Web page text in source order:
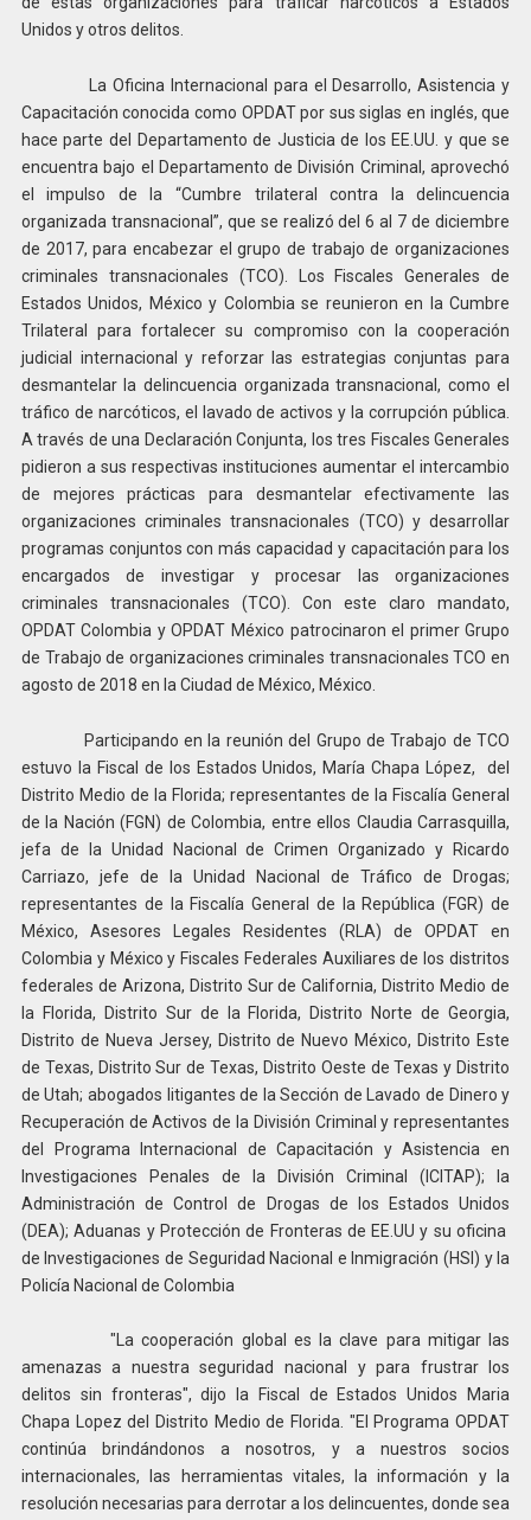
Unidos y otros delitos.
La Oficina Internacional para el Desarrollo, Asistencia y
Capacitación conocida como OPDAT por sus siglas en inglés, que
hace parte del Departamento de Justicia de los EE.UU. y que se
encuentra bajo el Departamento de División Criminal, aprovechó
el impulso de la “Cumbre trilateral contra la delincuencia
organizada transnacional”, que se realizó del 6 al 7 de diciembre
de 2017, para encabezar el grupo de trabajo de organizaciones
criminales transnacionales (TCO). Los Fiscales Generales de
Estados Unidos, México y Colombia se reunieron en la Cumbre
Trilateral para fortalecer su compromiso con la cooperación
judicial internacional y reforzar las estrategias conjuntas para
desmantelar la delincuencia organizada transnacional, como el
tráfico de narcóticos, el lavado de activos y la corrupción pública.
A través de una Declaración Conjunta, los tres Fiscales Generales
pidieron a sus respectivas instituciones aumentar el intercambio
de mejores prácticas para desmantelar efectivamente las
organizaciones criminales transnacionales (TCO) y desarrollar
programas conjuntos con más capacidad y capacitación para los
encargados de investigar y procesar las organizaciones
criminales transnacionales (TCO). Con este claro mandato,
OPDAT Colombia y OPDAT México patrocinaron el primer Grupo
de Trabajo de organizaciones criminales transnacionales TCO en
agosto de 2018 en la Ciudad de México, México.
Participando en la reunión del Grupo de Trabajo de TCO
estuvo la Fiscal de los Estados Unidos, María Chapa López, del
Distrito Medio de la Florida; representantes de la Fiscalía General
de la Nación (FGN) de Colombia, entre ellos Claudia Carrasquilla,
jefa de la Unidad Nacional de Crimen Organizado y Ricardo
Carriazo, jefe de la Unidad Nacional de Tráfico de Drogas;
representantes de la Fiscalía General de la República (FGR) de
México, Asesores Legales Residentes (RLA) de OPDAT en
Colombia y México y Fiscales Federales Auxiliares de los distritos
federales de Arizona, Distrito Sur de California, Distrito Medio de
la Florida, Distrito Sur de la Florida, Distrito Norte de Georgia,
Distrito de Nueva Jersey, Distrito de Nuevo México, Distrito Este
de Texas, Distrito Sur de Texas, Distrito Oeste de Texas y Distrito
de Utah; abogados litigantes de la Sección de Lavado de Dinero y
Recuperación de Activos de la División Criminal y representantes
del Programa Internacional de Capacitación y Asistencia en
Investigaciones Penales de la División Criminal (ICITAP); la
Administración de Control de Drogas de los Estados Unidos
(DEA); Aduanas y Protección de Fronteras de EE.UU y su oficina
de Investigaciones de Seguridad Nacional e Inmigración (HSI) y la
Policía Nacional de Colombia
"La cooperación global es la clave para mitigar las
amenazas a nuestra seguridad nacional y para frustrar los
delitos sin fronteras", dijo la Fiscal de Estados Unidos Maria
Chapa Lopez del Distrito Medio de Florida. "El Programa OPDAT
continúa brindándonos a nosotros, y a nuestros socios
internacionales, las herramientas vitales, la información y la
resolución necesarias para derrotar a los delincuentes, donde sea